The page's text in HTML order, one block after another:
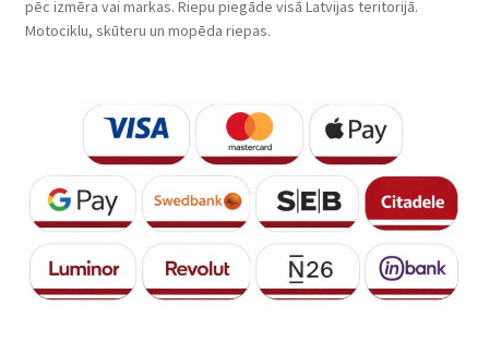
pēc izmēra vai markas. Riepu piegāde visā Latvijas teritorijā.
Motociklu, skūteru un mopēda riepas.